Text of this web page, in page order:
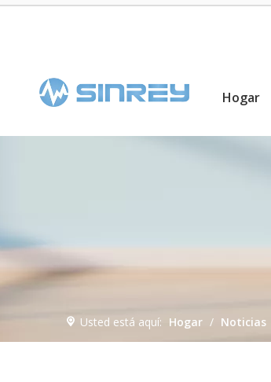
Hogar
Usted está aquí: Hogar / Noticias